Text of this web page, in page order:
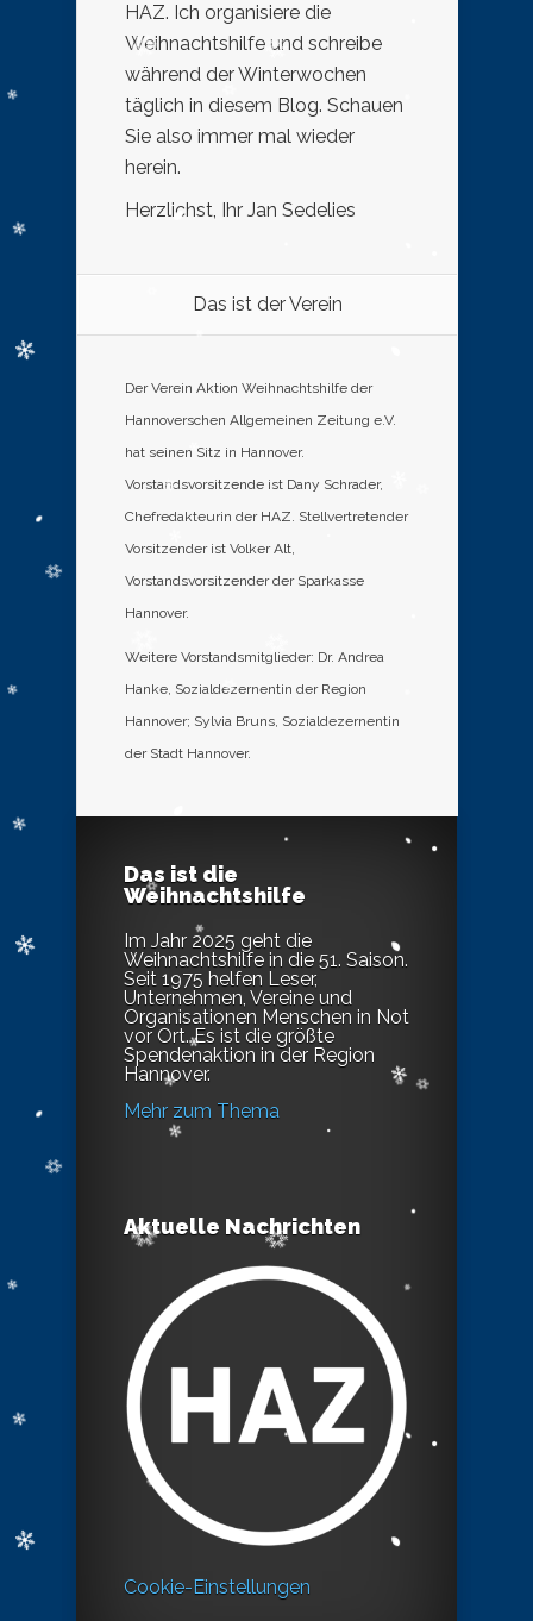
HAZ. Ich organisiere die
Weihnachtshilfe und schreibe
während der Winterwochen
täglich in diesem Blog. Schauen
Sie also immer mal wieder
herein.
Herzlichst, Ihr Jan Sedelies
Das ist der Verein
Der Verein Aktion Weihnachtshilfe der
Hannoverschen Allgemeinen Zeitung e.V.
hat seinen Sitz in Hannover.
Vorstandsvorsitzende ist Dany Schrader,
Chefredakteurin der HAZ. Stellvertretender
Vorsitzender ist Volker Alt,
Vorstandsvorsitzender der Sparkasse
Hannover.
Weitere Vorstandsmitglieder: Dr. Andrea
Hanke, Sozialdezernentin der Region
Hannover; Sylvia Bruns, Sozialdezernentin
der Stadt Hannover.
Das ist die
Weihnachtshilfe
Im Jahr 2025 geht die
Weihnachtshilfe in die 51. Saison.
Seit 1975 helfen Leser,
Unternehmen, Vereine und
Organisationen Menschen in Not
vor Ort. Es ist die größte
Spendenaktion in der Region
Hannover.
Mehr zum Thema
Aktuelle Nachrichten
Cookie-Einstellungen